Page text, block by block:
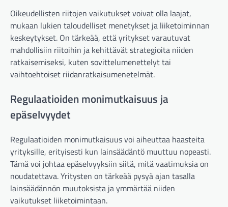
Oikeudellisten riitojen vaikutukset voivat olla laajat,
mukaan lukien taloudelliset menetykset ja liiketoiminnan
keskeytykset. On tärkeää, että yritykset varautuvat
mahdollisiin riitoihin ja kehittävät strategioita niiden
ratkaisemiseksi, kuten sovittelumenettelyt tai
vaihtoehtoiset riidanratkaisumenetelmät.
Regulaatioiden monimutkaisuus ja
epäselvyydet
Regulaatioiden monimutkaisuus voi aiheuttaa haasteita
yrityksille, erityisesti kun lainsäädäntö muuttuu nopeasti.
Tämä voi johtaa epäselvyyksiin siitä, mitä vaatimuksia on
noudatettava. Yritysten on tärkeää pysyä ajan tasalla
lainsäädännön muutoksista ja ymmärtää niiden
vaikutukset liiketoimintaan.